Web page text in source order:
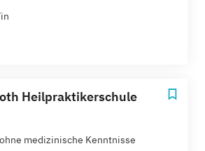
Heilpraktikerschule
medizinische Kenntnisse